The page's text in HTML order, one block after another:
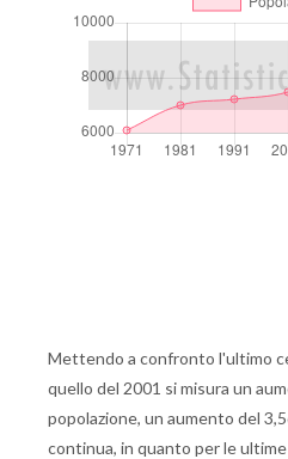
Mettendo a confronto l'ultimo
quello del 2001 si misura un
popolazione, un aumento del
continua, in quanto per le